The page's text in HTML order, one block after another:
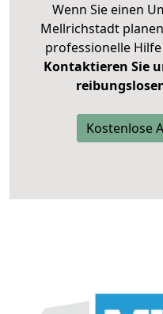
Wenn Sie einen
Mellrichstadt
professionelle
Kontaktieren Sie
Kostenlose